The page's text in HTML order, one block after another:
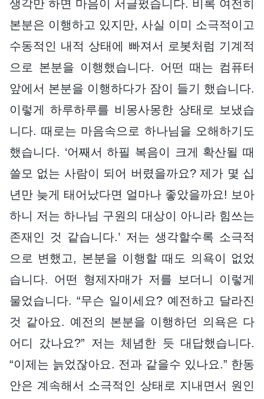
생각만 하면 마음이 서글펐습니다. 비록 여전히
본분은 이행하고 있지만, 사실 이미 소극적이고
수동적인 내적 상태에 빠져서 로봇처럼 기계적
으로 본분을 이행했습니다. 어떤 때는 컴퓨터
앞에서 본분을 이행하다가 잠이 들기 했습니다.
이렇게 하루하루를 비몽사몽한 상태로 보냈습
니다. 때로는 마음속으로 하나님을 오해하기도
했습니다. ‘어째서 하필 복음이 크게 확산될 때
쓸모 없는 사람이 되어 버렸을까요? 제가 몇 십
년만 늦게 태어났다면 얼마나 좋았을까요! 보아
하니 저는 하나님 구원의 대상이 아니라 힘쓰는
존재인 것 같습니다.’ 저는 생각할수록 소극적
으로 변했고, 본분을 이행할 때도 의욕이 없었
습니다. 어떤 형제자매가 저를 보더니 이렇게
물었습니다. “무슨 일이세요? 예전하고 달라진
것 같아요. 예전의 본분을 이행하던 의욕은 다
어디 갔나요?” 저는 체념한 듯 대답했습니다.
“이제는 늙었잖아요. 전과 같을수 있나요.” 한동
안은 계속해서 소극적인 상태로 지내면서 원인